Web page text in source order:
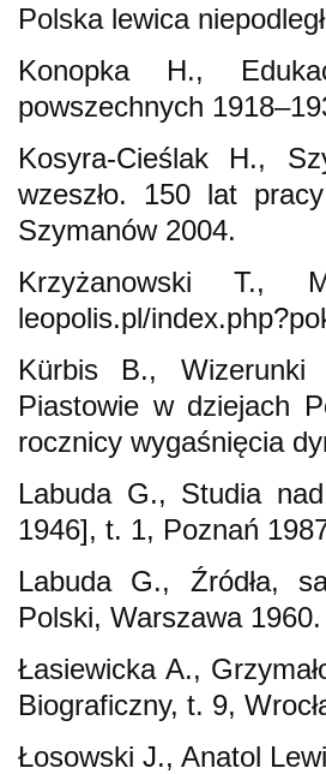
Polska lewica
Konopka H.,
powszechnych
Kosyra-Cieślak H.,
wzeszło. 150 lat
Szymanów 2004.
Krzyżanowski T.,
leopolis.pl/
Kürbis B., Wizerunki
Piastowie w dziejach
rocznicy wygaśnięcia
Labuda G., Studia
1946], t. 1, Poznań
Labuda G., Źródła,
Polski, Warszawa 1960.
Łasiewicka A.,
Biograficzny, t. 9,
Łosowski J., Anatol